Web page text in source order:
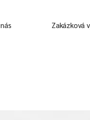
Zakázková